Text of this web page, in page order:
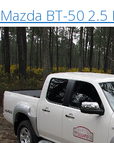
Mazda BT-50 2.5